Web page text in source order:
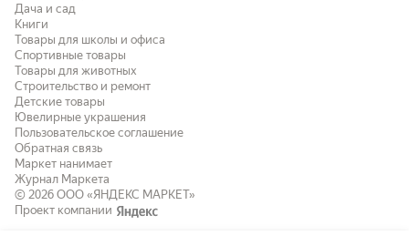
Дача и сад
Книги
Товары для школы и офиса
Спортивные товары
Товары для животных
Строительство и ремонт
Детские товары
Ювелирные украшения
Пользовательское соглашение
Обратная связь
Маркет нанимает
Журнал Маркета
© 2026 ООО «ЯНДЕКС МАРКЕТ»
Проект компании